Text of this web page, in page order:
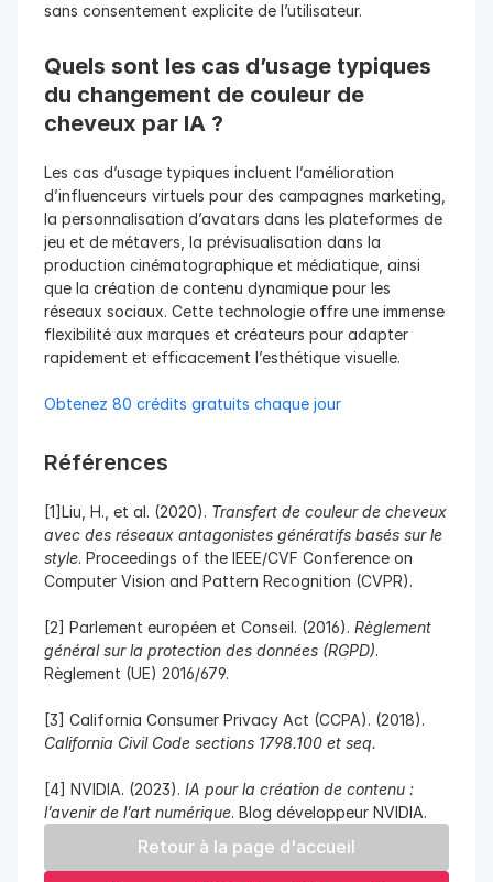
sans consentement explicite de l’utilisateur.
Quels sont les cas d’usage typiques
du changement de couleur de
cheveux par IA ?
Les cas d’usage typiques incluent l’amélioration
d’influenceurs virtuels pour des campagnes marketing,
la personnalisation d’avatars dans les plateformes de
jeu et de métavers, la prévisualisation dans la
production cinématographique et médiatique, ainsi
que la création de contenu dynamique pour les
réseaux sociaux. Cette technologie offre une immense
flexibilité aux marques et créateurs pour adapter
rapidement et efficacement l’esthétique visuelle.
Obtenez 80 crédits gratuits chaque jour
Références
[1]Liu, H., et al. (2020). Transfert de couleur de cheveux
avec des réseaux antagonistes génératifs basés sur le
style. Proceedings of the IEEE/CVF Conference on
Computer Vision and Pattern Recognition (CVPR).
[2] Parlement européen et Conseil. (2016). Règlement
général sur la protection des données (RGPD).
Règlement (UE) 2016/679.
California Civil Code sections 1798.100 et seq.
[4] NVIDIA. (2023). IA pour la création de contenu :
l’avenir de l’art numérique. Blog développeur NVIDIA.
Retour à la page d'accueil